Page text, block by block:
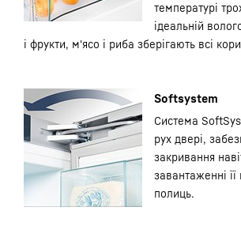
температурі
ідеальній
і фрукти, м'ясо і риба зберігають всі
Softsystem
Система
рух двері,
закривання
завантаженні її
полиць.